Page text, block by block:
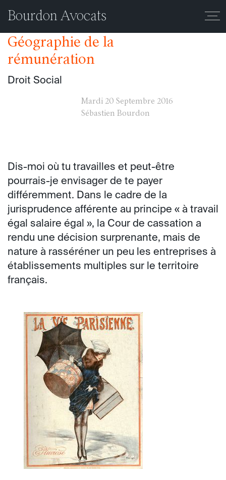
Bourdon Avocats
Mois :septembre 2016
Géographie de la
rémunération
Droit Social
Mardi 20 Septembre 2016
Sébastien Bourdon
Dis-moi où tu travailles et peut-être
pourrais-je envisager de te payer
différemment. Dans le cadre de la
jurisprudence afférente au principe « à travail
égal salaire égal », la Cour de cassation a
rendu une décision surprenante, mais de
nature à rasséréner un peu les entreprises à
établissements multiples sur le territoire
français.